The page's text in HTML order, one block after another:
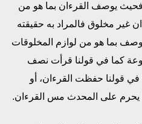
فحيث يوصف القرءان بما هو من
غير مخلوق فالمراد به حقيقته
يوصف بما هو من لوازم المخلوقات
كما في قولنا قرأت نصف
في قولنا حفظت القرءان، أو
يحرم على المحدث مس القرءان.